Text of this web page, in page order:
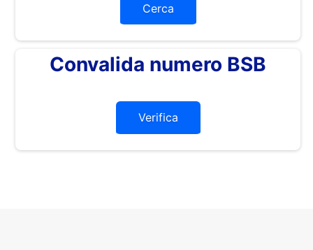
Cerca
Convalida numero BSB
Verifica